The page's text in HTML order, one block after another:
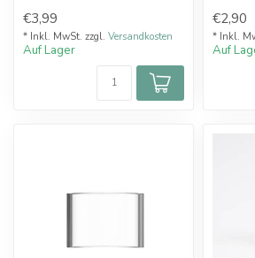
Ersat...
€3,99
* Inkl. MwSt. zzgl. Versandkosten
Auf Lager
€2,90
* Inkl.
Auf